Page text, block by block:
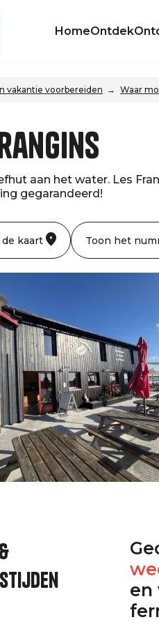
HomeOntdek
vakantie voorbereiden Waar
aan het water. Les
gegarandeerd!
kaart Toon het
en